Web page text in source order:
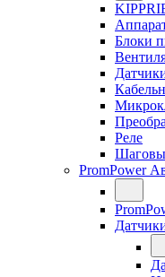
Блоки
Реле
PromPower